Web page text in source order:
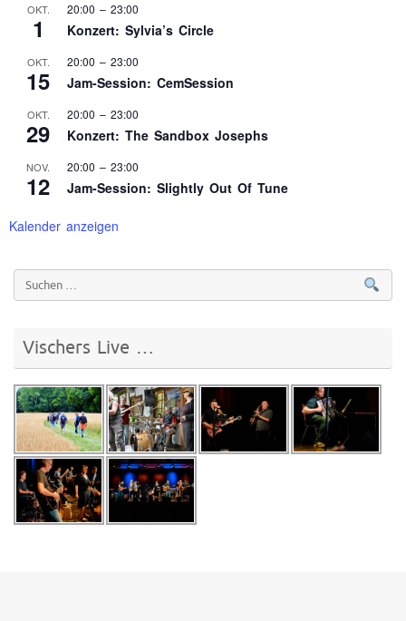
OKT.
1
20:00 – 23:00
Konzert: Sylvia’s Circle
OKT.
15
20:00 – 23:00
Jam-Session: CemSession
OKT.
29
20:00 – 23:00
Konzert: The Sandbox Josephs
NOV.
12
20:00 – 23:00
Jam-Session: Slightly Out Of Tune
Kalender anzeigen
Vischers Live …